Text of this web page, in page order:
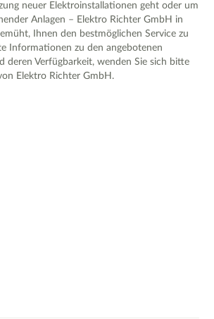
neuer Elektroinstallationen geht oder um
Anlagen – Elektro Richter GmbH in
Ihnen den bestmöglichen Service zu
Informationen zu den angebotenen
deren Verfügbarkeit, wenden Sie sich bitte
Elektro Richter GmbH.